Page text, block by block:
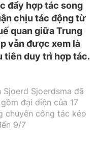
đẩy hợp tác song
chịu tác động từ
quan giữa Trung
vẫn được xem là
tiên duy trì hợp tác.
Sjoerdsma đã
đại diện của 17
chuyến công tác kéo
9/7